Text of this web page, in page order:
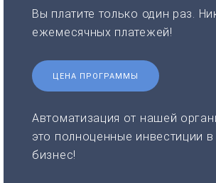
Вы платите только один раз.
ежемесячных платежей!
ЦЕНА ПРОГРАММЫ
Автоматизация от нашей
это полноценные инвестиции
бизнес!